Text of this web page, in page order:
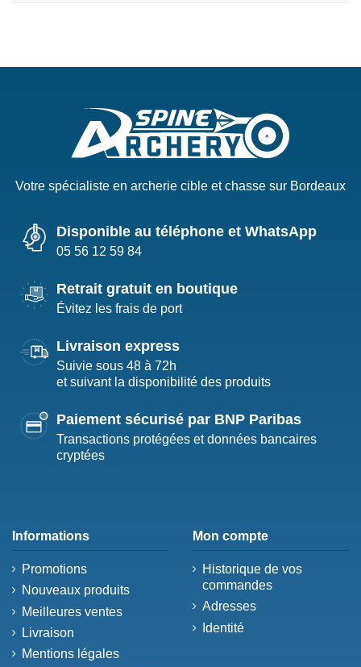
Votre spécialiste en archerie cible et chasse sur Bordeaux
Disponible au téléphone et WhatsApp
05 56 12 59 84
Retrait gratuit en boutique
Évitez les frais de port
Livraison express
Suivie sous 48 à 72h
et suivant la disponibilité des produits
Paiement sécurisé par BNP Paribas
Transactions protégées et données bancaires
cryptées
Informations
Promotions
Nouveaux produits
Meilleures ventes
Livraison
Mentions légales
Mon compte
Historique de vos
commandes
Adresses
Identité